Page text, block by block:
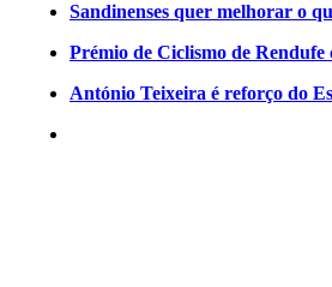
Sandinenses quer melhorar o
Prémio de Ciclismo de Rendufe
António Teixeira é reforço do